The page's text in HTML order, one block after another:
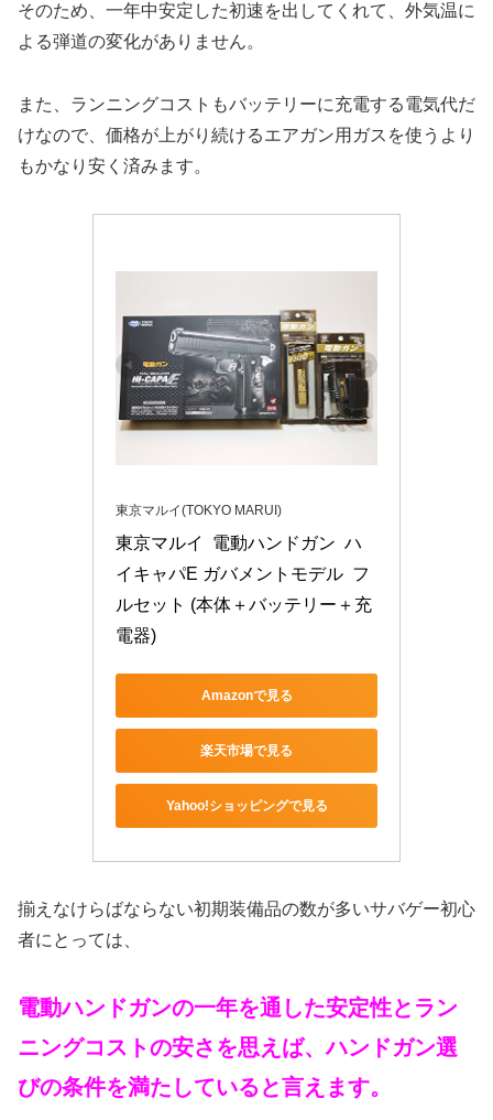
そのため、一年中安定した初速を出してくれて、外気温に
よる弾道の変化がありません。
また、ランニングコストもバッテリーに充電する電気代だ
けなので、価格が上がり続けるエアガン用ガスを使うより
もかなり安く済みます。
東京マルイ(TOKYO MARUI)
東京マルイ  電動ハンドガン  ハ
イキャパE ガバメントモデル  フ
ルセット (本体＋バッテリー＋充
電器)
Amazonで見る
楽天市場で見る
Yahoo!ショッピングで見る
揃えなけらばならない初期装備品の数が多いサバゲー初心
者にとっては、
電動ハンドガンの一年を通した安定性とラン
ニングコストの安さを思えば、ハンドガン選
びの条件を満たしていると言えます。